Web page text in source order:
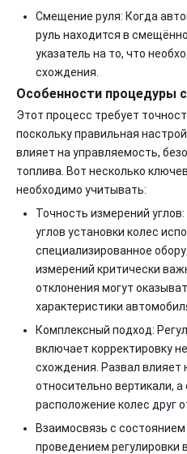
Смещение руля: Когда
руль находится в
указатель на то, что
схождения.
Особенности процедуры
Этот процесс требует
поскольку правильная
влияет на управляемость,
топлива. Вот несколько
необходимо учитывать:
Точность измерений
углов установки колес
специализированное
измерений критически
отклонения могут
характеристики
Комплексный подход:
включает корректировку
схождения. Развал влияет
относительно вертикали,
расположение колес друг
Взаимосвязь с
проведением регулировки